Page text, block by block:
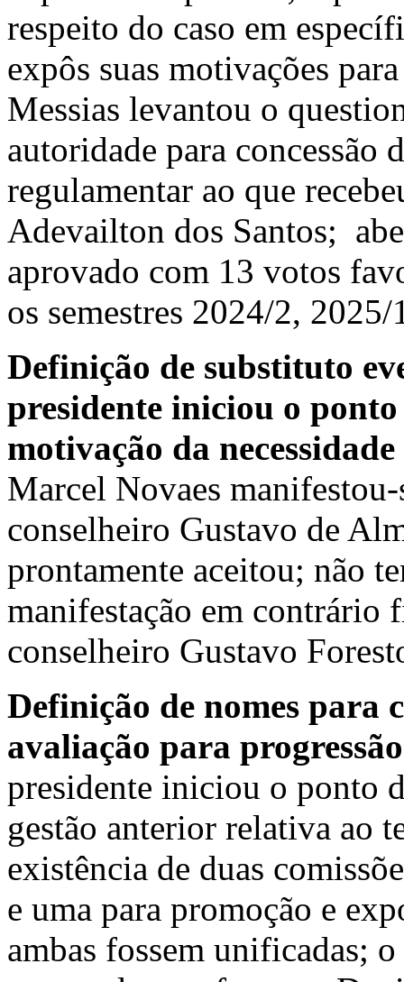
respeito do caso em
expôs suas motivações
Messias levantou o
autoridade para concessão
regulamentar ao que
Adevailton dos Santos;
aprovado com 13 votos
os semestres 2024/2,
Definição de substituto
presidente iniciou o
motivação da
Marcel Novaes
conselheiro Gustavo de
prontamente aceitou; não
manifestação em
conselheiro Gustavo
Definição de nomes para
avaliação para
presidente iniciou o ponto
gestão anterior relativa ao
existência de duas
e uma para promoção e
ambas fossem unificadas;